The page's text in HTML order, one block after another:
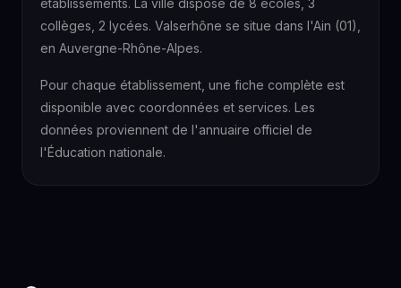
établissements. La ville dispose de 8 écoles, 3
collèges, 2 lycées. Valserhône se situe dans l'Ain (01),
en Auvergne-Rhône-Alpes.
Pour chaque établissement, une fiche complète est
disponible avec coordonnées et services. Les
données proviennent de l'annuaire officiel de
l'Éducation nationale.